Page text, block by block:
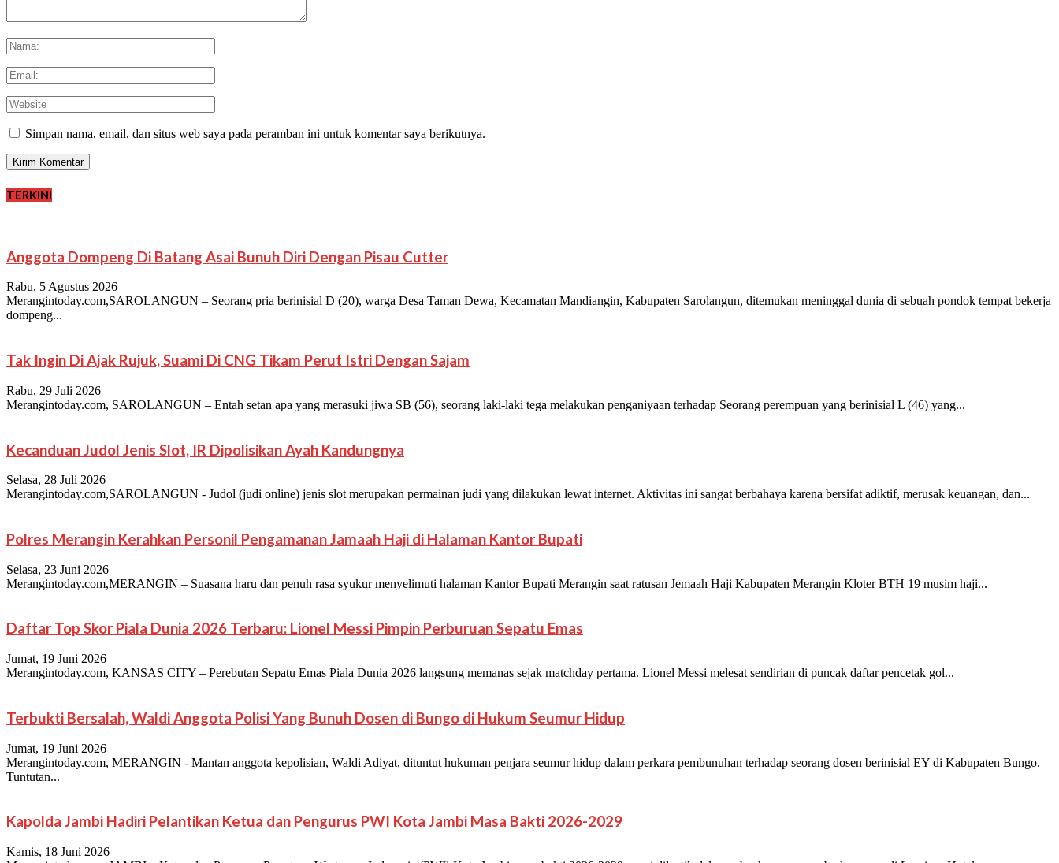
Simpan nama, email, dan situs web saya pada peramban ini untuk komentar saya berikutnya.
TERKINI
Anggota Dompeng Di Batang Asai Bunuh Diri Dengan Pisau Cutter
Rabu, 5 Agustus 2026
Merangintoday.com,SAROLANGUN – Seorang pria berinisial D (20), warga Desa Taman Dewa, Kecamatan Mandiangin, Kabupaten Sarolangun, ditemukan meninggal dunia di sebuah pondok tempat bekerja
dompeng...
Tak Ingin Di Ajak Rujuk, Suami Di CNG Tikam Perut Istri Dengan Sajam
Rabu, 29 Juli 2026
Merangintoday.com, SAROLANGUN – Entah setan apa yang merasuki jiwa SB (56), seorang laki-laki tega melakukan penganiyaan terhadap Seorang perempuan yang berinisial L (46) yang...
Kecanduan Judol Jenis Slot, IR Dipolisikan Ayah Kandungnya
Selasa, 28 Juli 2026
Merangintoday.com,SAROLANGUN - Judol (judi online) jenis slot merupakan permainan judi yang dilakukan lewat internet. Aktivitas ini sangat berbahaya karena bersifat adiktif, merusak keuangan, dan...
Polres Merangin Kerahkan Personil Pengamanan Jamaah Haji di Halaman Kantor Bupati
Selasa, 23 Juni 2026
Merangintoday.com,MERANGIN – Suasana haru dan penuh rasa syukur menyelimuti halaman Kantor Bupati Merangin saat ratusan Jemaah Haji Kabupaten Merangin Kloter BTH 19 musim haji...
Daftar Top Skor Piala Dunia 2026 Terbaru: Lionel Messi Pimpin Perburuan Sepatu Emas
Jumat, 19 Juni 2026
Merangintoday.com, KANSAS CITY – Perebutan Sepatu Emas Piala Dunia 2026 langsung memanas sejak matchday pertama. Lionel Messi melesat sendirian di puncak daftar pencetak gol...
Terbukti Bersalah, Waldi Anggota Polisi Yang Bunuh Dosen di Bungo di Hukum Seumur Hidup
Jumat, 19 Juni 2026
Merangintoday.com, MERANGIN - Mantan anggota kepolisian, Waldi Adiyat, dituntut hukuman penjara seumur hidup dalam perkara pembunuhan terhadap seorang dosen berinisial EY di Kabupaten Bungo.
Tuntutan...
Kapolda Jambi Hadiri Pelantikan Ketua dan Pengurus PWI Kota Jambi Masa Bakti 2026-2029
Kamis, 18 Juni 2026